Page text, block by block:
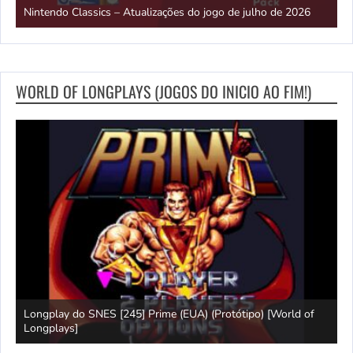
Nintendo Classics – Atualizações do jogo de julho de 2026
WORLD OF LONGPLAYS (JOGOS DO INICIO AO FIM!)
Longplay do SNES [245] Prime (EUA) (Protótipo) [World of
Longplays]